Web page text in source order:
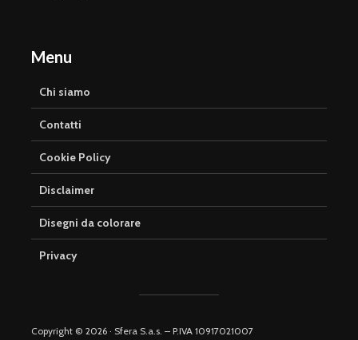
Menu
Chi siamo
Contatti
Cookie Policy
Disclaimer
Disegni da colorare
Privacy
Copyright © 2026 · Sfera S.a.s. – P.IVA 10917021007